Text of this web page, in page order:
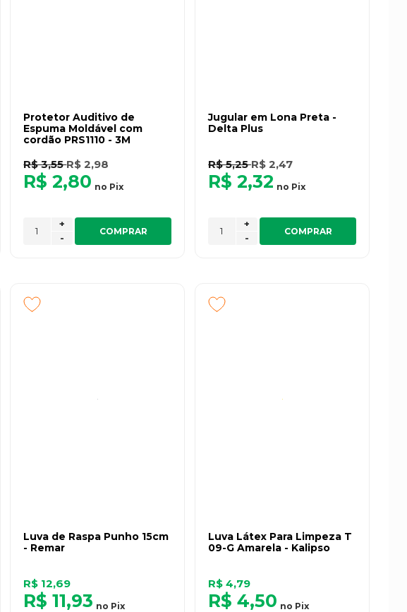
Protetor Auditivo de
Espuma Moldável com
cordão PRS1110 - 3M
R$ 3,55R$ 2,98
R$ 2,80 no Pix
-
+
COMPRAR
Jugular em Lona Preta -
Delta Plus
R$ 5,25R$ 2,47
R$ 2,32 no Pix
-
+
COMPRAR
Luva de Raspa Punho 15cm
- Remar
R$ 12,69
R$ 11,93 no Pix
Luva Látex Para Limpeza T
09-G Amarela - Kalipso
R$ 4,79
R$ 4,50 no Pix